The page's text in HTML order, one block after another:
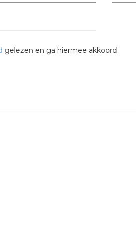
gelezen en ga hiermee akkoord
tuinbouw
Wieland